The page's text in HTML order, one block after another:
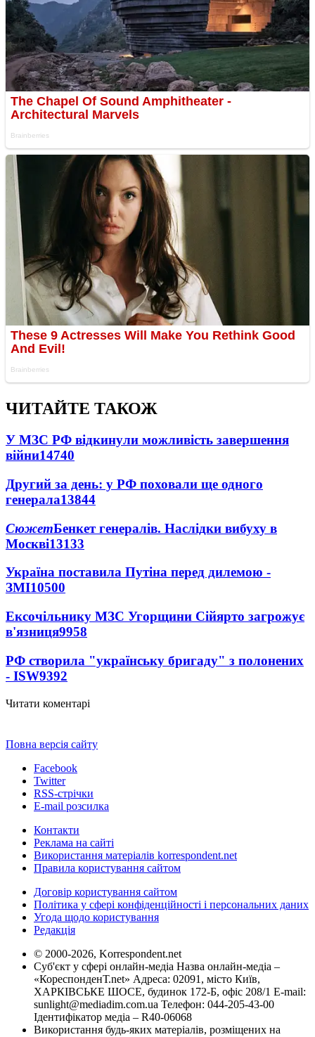
ЧИТАЙТЕ ТАКОЖ
У МЗС РФ відкинули можливість завершення
війни14740
Другий за день: у РФ поховали ще одного
генерала13844
СюжетБенкет генералів. Наслідки вибуху в
Москві13133
Україна поставила Путіна перед дилемою -
ЗМІ10500
Ексочільнику МЗС Угорщини Сійярто загрожує
в'язниця9958
РФ створила "українську бригаду" з полонених
- ISW9392
Читати коментарі
Повна версія сайту
Facebook
Twitter
RSS-стрічки
E-mail розсилка
Контакти
Реклама на сайті
Використання матеріалів korrespondent.net
Правила користування сайтом
Договір користування сайтом
Політика у сфері конфіденційності і персональних даних
Угода щодо користування
Редакція
© 2000-2026, Korrespondent.net
Суб'єкт у сфері онлайн-медіа Назва онлайн-медіа –
«КореспонденТ.net» Адреса: 02091, місто Київ,
ХАРКІВСЬКЕ ШОСЕ, будинок 172-Б, офіс 208/1 E-mail:
sunlight@mediadim.com.ua Телефон: 044-205-43-00
Ідентифікатор медіа – R40-06068
Використання будь-яких матеріалів, розміщених на